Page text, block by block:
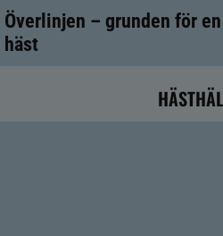
Överlinjen – grunden för
häst